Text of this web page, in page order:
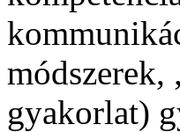
módszerek,
gyakorlat)